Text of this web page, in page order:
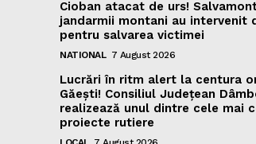
Cioban atacat de urs!
jandarmii montani au intervenit
pentru salvarea victimei
NATIONAL 7 August 2026
Lucrări în ritm alert la centura
Găești! Consiliul Județean
realizează unul dintre cele mai
proiecte rutiere